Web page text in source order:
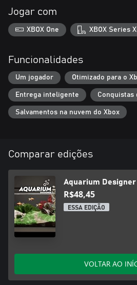
condições específicas. E se alguma coisa
tentar de novo - nenhum animal será
Jogar com
XBOX One XBOX Series
Funcionalidades
Um jogador Otimizado para o
Entrega inteligente Conquistas
Salvamentos na nuvem do Xbox
Comparar edições
Aquarium Designer
R$48,45
ESSA EDIÇÃO
VOLTAR AO